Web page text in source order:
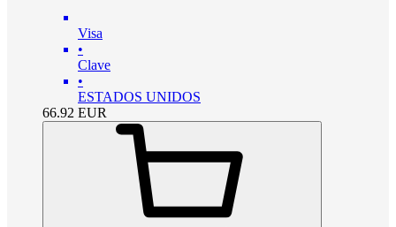
Visa
•
Clave
•
ESTADOS UNIDOS
66.92 EUR